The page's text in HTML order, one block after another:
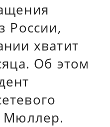
России,
хватит
Об этом
Мюллер.